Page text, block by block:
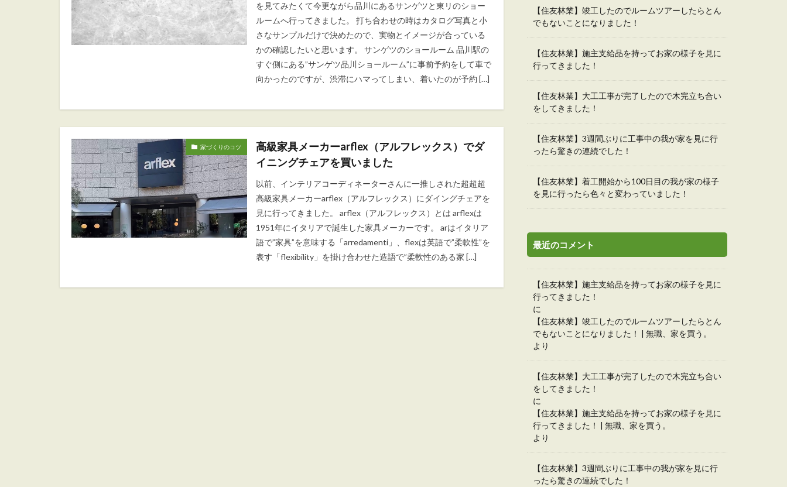
を見てみたくて今更ながら品川にあるサンゲツと東リのショー
ルームへ行ってきました。 打ち合わせの時はカタログ写真と小
さなサンプルだけで決めたので、実物とイメージが合っている
かの確認したいと思います。 サンゲツのショールーム 品川駅の
すぐ側にある”サンゲツ品川ショールーム”に事前予約をして車で
向かったのですが、渋滞にハマってしまい、着いたのが予約 […]
家づくりのコツ
高級家具メーカーarflex（アルフレックス）でダ
イニングチェアを買いました
以前、インテリアコーディネーターさんに一推しされた超超超
高級家具メーカーarflex（アルフレックス）にダイングチェアを
見に行ってきました。 arflex（アルフレックス）とは arflexは
1951年にイタリアで誕生した家具メーカーです。 arはイタリア
語で”家具”を意味する「arredamenti」、flexは英語で”柔軟性”を
表す「flexibility」を掛け合わせた造語で”柔軟性のある家 […]
【住友林業】竣工したのでルームツアーしたらとん
でもないことになりました！
【住友林業】施主支給品を持ってお家の様子を見に
行ってきました！
【住友林業】大工工事が完了したので木完立ち合い
をしてきました！
【住友林業】3週間ぶりに工事中の我が家を見に行
ったら驚きの連続でした！
【住友林業】着工開始から100日目の我が家の様子
を見に行ったら色々と変わっていました！
最近のコメント
【住友林業】施主支給品を持ってお家の様子を見に
行ってきました！
に
【住友林業】竣工したのでルームツアーしたらとん
でもないことになりました！ | 無職、家を買う。
より
【住友林業】大工工事が完了したので木完立ち合い
をしてきました！
に
【住友林業】施主支給品を持ってお家の様子を見に
行ってきました！ | 無職、家を買う。
より
【住友林業】3週間ぶりに工事中の我が家を見に行
ったら驚きの連続でした！